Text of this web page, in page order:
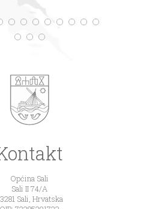
Općina Sali
Sali II 74/A
Sali, Hrvatska